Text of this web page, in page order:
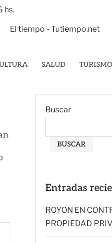
hs.
El tiempo - Tutiempo.net
SALUD TURISMO
Buscar
BUSCAR
Entradas
ROYON EN
PROPIEDAD